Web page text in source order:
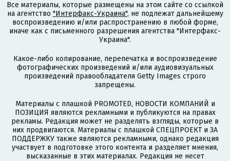
Все материалы, которые размещены на этом сайте со ссылкой
на агентство "Интерфакс-Украина", не подлежат дальнейшему
воспроизведению и/или распространению в любой форме,
иначе как с письменного разрешения агентства "Интерфакс-
Украина".
Какое-либо копирование, перепечатка и воспроизведение
фотографических произведений и/или аудиовизуальных
произведений правообладателя Getty Images строго
запрещены.
Материалы с плашкой PROMOTED, НОВОСТИ КОМПАНИЙ и
ПОЗИЦИЯ являются рекламными и публикуются на правах
рекламы. Редакция может не разделять взгляды, которые в
них продвигаются. Материалы с плашкой СПЕЦПРОЕКТ и ЗА
ПОДДЕРЖКУ также являются рекламными, однако редакция
участвует в подготовке этого контента и разделяет мнения,
высказанные в этих материалах. Редакция не несет